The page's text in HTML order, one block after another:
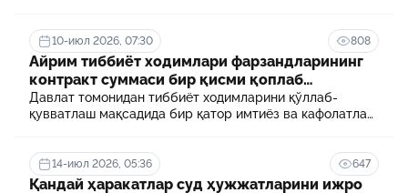
10-июл 2026, 07:30 808
Айрим тиббиёт ходимлари фарзандларининг
контракт суммаси бир қисми қоплаб
берилади
Давлат томонидан тиббиёт ходимларини қўллаб-
қувватлаш мақсадида бир қатор имтиёз ва кафолатлар
муассасасида ўқиш учун тўланадиган контракт
маблағининг бир қисмини қоплаб бериш тартибидир
14-июл 2026, 05:36 647
Қандай ҳаракатлар суд ҳужжатларини ижро